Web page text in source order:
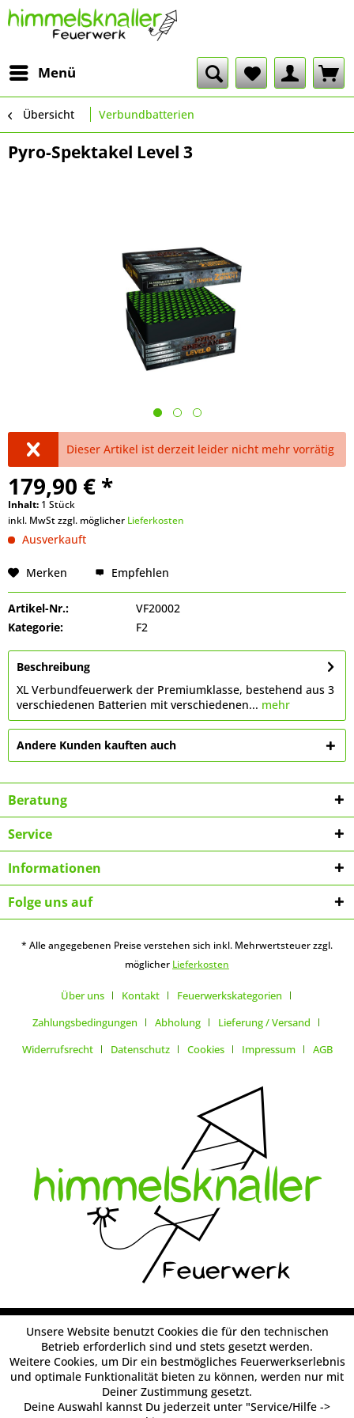
Menü
Übersicht Verbundbatterien
Pyro-Spektakel Level 3
Dieser Artikel ist derzeit leider nicht mehr vorrätig
179,90 € *
Inhalt: 1 Stück
inkl. MwSt zzgl. möglicher Lieferkosten
Ausverkauft
Merken Empfehlen
Artikel-Nr.:
VF20002
Kategorie:
F2
Beschreibung
XL Verbundfeuerwerk der Premiumklasse, bestehend aus 3
verschiedenen Batterien mit verschiedenen... mehr
Andere Kunden kauften auch
Beratung
Service
Informationen
Folge uns auf
* Alle angegebenen Preise verstehen sich inkl. Mehrwertsteuer zzgl.
möglicher Lieferkosten
Über uns Kontakt
Feuerwerkskategorien
Zahlungsbedingungen
Abholung
Lieferung / Versand
Widerrufsrecht
Datenschutz Cookies Impressum AGB
Unsere Website benutzt Cookies die für den technischen
Betrieb erforderlich sind und stets gesetzt werden.
Weitere Cookies, um Dir ein bestmögliches Feuerwerkserlebnis
und optimale Funktionalität bieten zu können, werden nur mit
Deiner Zustimmung gesetzt.
Deine Auswahl kannst Du jederzeit unter "Service/Hilfe ->